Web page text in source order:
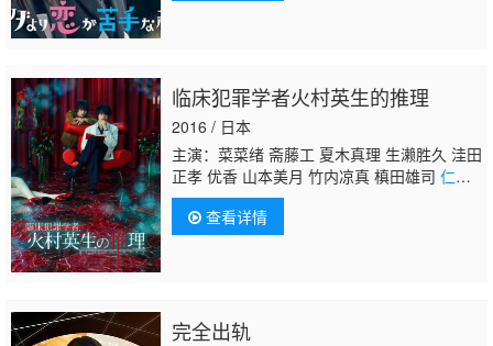
临床犯罪学者火村英生的推理
2016 / 日本
主演：菜菜绪 斋藤工 夏木真理 生濑胜久 洼田
正孝 优香 山本美月 竹内凉真 槙田雄司 仁村
纱和内田滋 兼松若人 清水一希 松泽一之 涉
谷谦人 小野寺晃良 松永渚 合田雅史
查看详情
完全出轨